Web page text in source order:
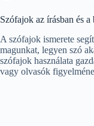
Szófajok az írásban és a
A szófajok ismerete
magunkat, legyen szó
szófajok használata
vagy olvasók